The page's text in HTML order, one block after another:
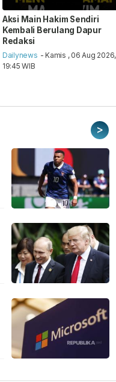
Aksi Main Hakim Sendiri
Kembali Berulang Dapur
Redaksi
Dailynews - Kamis , 06 Aug 2026,
19:45 WIB
>